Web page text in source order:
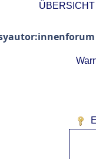
ÜBERSICHT